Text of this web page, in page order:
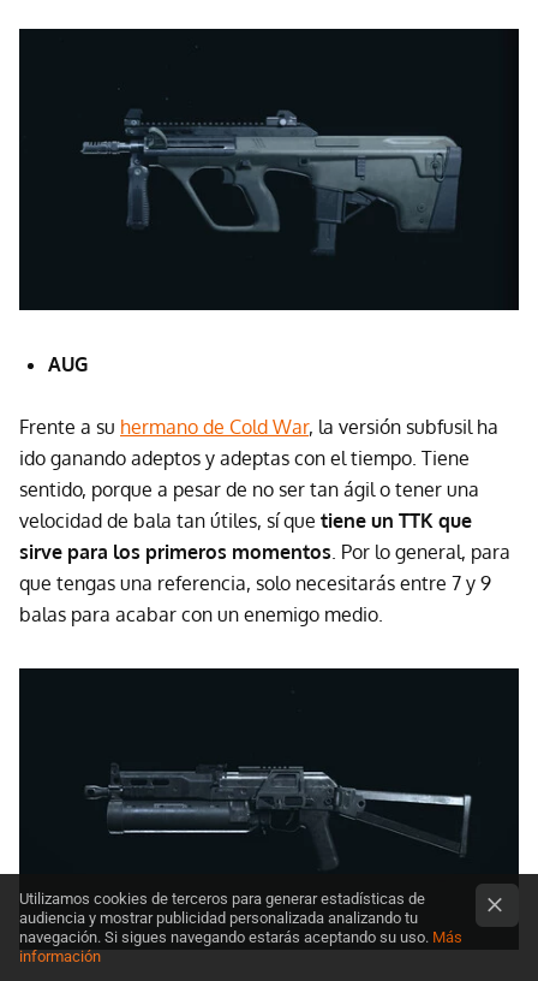
AUG
Frente a su hermano de Cold War, la versión subfusil ha
ido ganando adeptos y adeptas con el tiempo. Tiene
sentido, porque a pesar de no ser tan ágil o tener una
velocidad de bala tan útiles, sí que tiene un TTK que
sirve para los primeros momentos . Por lo general, para
que tengas una referencia, solo necesitarás entre 7 y 9
balas para acabar con un enemigo medio.
Utilizamos cookies de terceros para generar estadísticas de
audiencia y mostrar publicidad personalizada analizando tu
navegación. Si sigues navegando estarás aceptando su uso. Más
información